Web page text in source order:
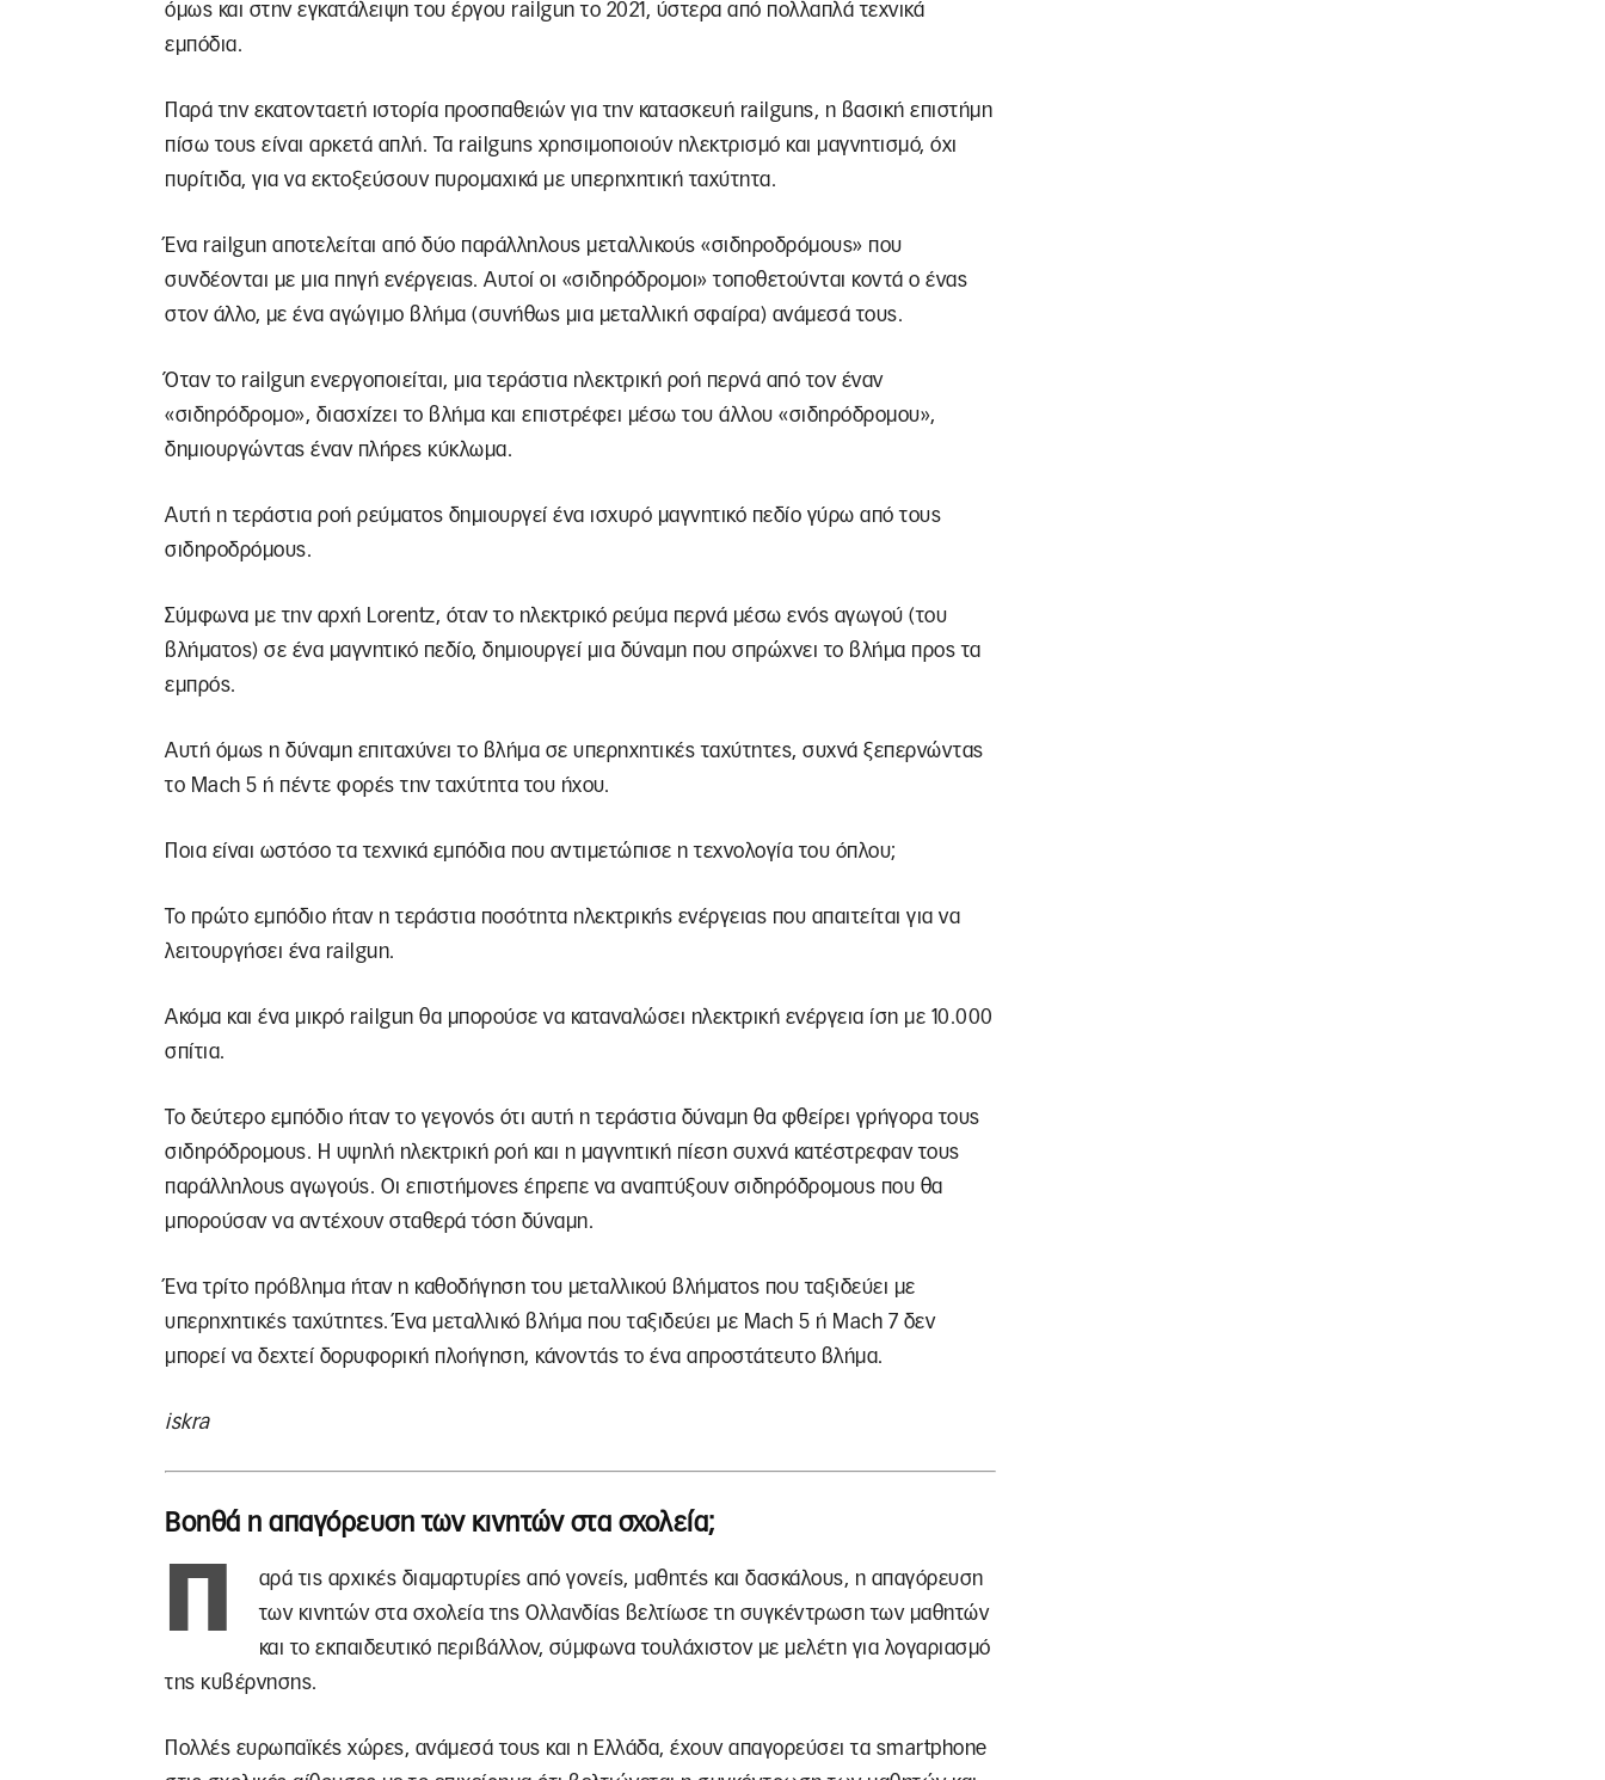
όμως και στην εγκατάλειψη του έργου railgun το 2021, ύστερα από πολλαπλά τεχνικά
εμπόδια.
Παρά την εκατονταετή ιστορία προσπαθειών για την κατασκευή railguns, η βασική επιστήμη
πίσω τους είναι αρκετά απλή. Τα railguns χρησιμοποιούν ηλεκτρισμό και μαγνητισμό, όχι
πυρίτιδα, για να εκτοξεύσουν πυρομαχικά με υπερηχητική ταχύτητα.
Ένα railgun αποτελείται από δύο παράλληλους μεταλλικούς «σιδηροδρόμους» που
συνδέονται με μια πηγή ενέργειας. Αυτοί οι «σιδηρόδρομοι» τοποθετούνται κοντά ο ένας
στον άλλο, με ένα αγώγιμο βλήμα (συνήθως μια μεταλλική σφαίρα) ανάμεσά τους.
Όταν το railgun ενεργοποιείται, μια τεράστια ηλεκτρική ροή περνά από τον έναν
«σιδηρόδρομο», διασχίζει το βλήμα και επιστρέφει μέσω του άλλου «σιδηρόδρομου»,
δημιουργώντας έναν πλήρες κύκλωμα.
Αυτή η τεράστια ροή ρεύματος δημιουργεί ένα ισχυρό μαγνητικό πεδίο γύρω από τους
σιδηροδρόμους.
Σύμφωνα με την αρχή Lorentz, όταν το ηλεκτρικό ρεύμα περνά μέσω ενός αγωγού (του
βλήματος) σε ένα μαγνητικό πεδίο, δημιουργεί μια δύναμη που σπρώχνει το βλήμα προς τα
εμπρός.
Αυτή όμως η δύναμη επιταχύνει το βλήμα σε υπερηχητικές ταχύτητες, συχνά ξεπερνώντας
το Mach 5 ή πέντε φορές την ταχύτητα του ήχου.
Ποια είναι ωστόσο τα τεχνικά εμπόδια που αντιμετώπισε η τεχνολογία του όπλου;
Το πρώτο εμπόδιο ήταν η τεράστια ποσότητα ηλεκτρικής ενέργειας που απαιτείται για να
λειτουργήσει ένα railgun.
Ακόμα και ένα μικρό railgun θα μπορούσε να καταναλώσει ηλεκτρική ενέργεια ίση με 10.000
σπίτια.
Το δεύτερο εμπόδιο ήταν το γεγονός ότι αυτή η τεράστια δύναμη θα φθείρει γρήγορα τους
σιδηρόδρομους. Η υψηλή ηλεκτρική ροή και η μαγνητική πίεση συχνά κατέστρεφαν τους
παράλληλους αγωγούς. Οι επιστήμονες έπρεπε να αναπτύξουν σιδηρόδρομους που θα
μπορούσαν να αντέχουν σταθερά τόση δύναμη.
Ένα τρίτο πρόβλημα ήταν η καθοδήγηση του μεταλλικού βλήματος που ταξιδεύει με
υπερηχητικές ταχύτητες. Ένα μεταλλικό βλήμα που ταξιδεύει με Mach 5 ή Mach 7 δεν
μπορεί να δεχτεί δορυφορική πλοήγηση, κάνοντάς το ένα απροστάτευτο βλήμα.
iskra
Βοηθά η απαγόρευση των κινητών στα σχολεία;
Π
αρά τις αρχικές διαμαρτυρίες από γονείς, μαθητές και δασκάλους, η απαγόρευση
των κινητών στα σχολεία της Ολλανδίας βελτίωσε τη συγκέντρωση των μαθητών
και το εκπαιδευτικό περιβάλλον, σύμφωνα τουλάχιστον με μελέτη για λογαριασμό
της κυβέρνησης.
Πολλές ευρωπαϊκές χώρες, ανάμεσά τους και η Ελλάδα, έχουν απαγορεύσει τα smartphone